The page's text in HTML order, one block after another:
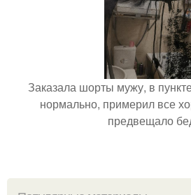
Заказала шорты мужу, в
нормально, примерил все
предвещало